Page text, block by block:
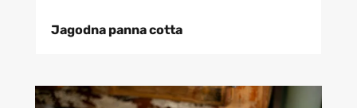
Jagodna panna cotta